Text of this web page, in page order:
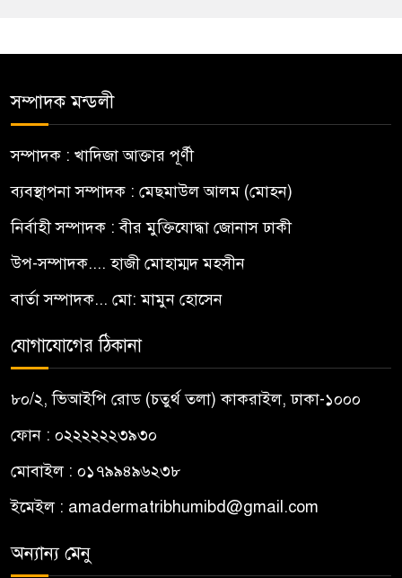
সম্পাদক মন্ডলী
সম্পাদক : খাদিজা আক্তার পূর্ণী
ব্যবস্থাপনা সম্পাদক : মেছমাউল আলম (মোহন)
নির্বাহী সম্পাদক : বীর মুক্তিযোদ্ধা জোনাস ঢাকী
উপ-সম্পাদক.... হাজী মোহাম্মদ মহসীন
বার্তা সম্পাদক... মো: মামুন হোসেন
যোগাযোগের ঠিকানা
৮০/২, ভিআইপি রোড (চতুর্থ তলা) কাকরাইল, ঢাকা-১০০০
ফোন : ০২২২২২২৩৯৩০
মোবাইল : ০১৭৯৯৪৯৬২৩৮
ইমেইল : amadermatribhumibd@gmail.com
অন্যান্য মেনু